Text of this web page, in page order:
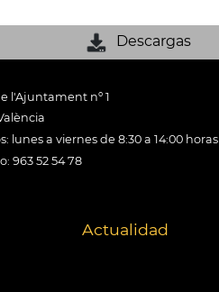
Descargas
l'Ajuntament nº 1
lunes a viernes de 8:30 a 14:00 horas
963 52 54 78
Actualidad